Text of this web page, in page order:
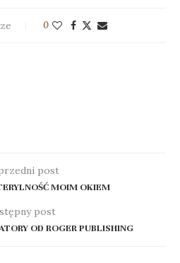
0
post
MOIM OKIEM
post
OD ROGER PUBLISHING